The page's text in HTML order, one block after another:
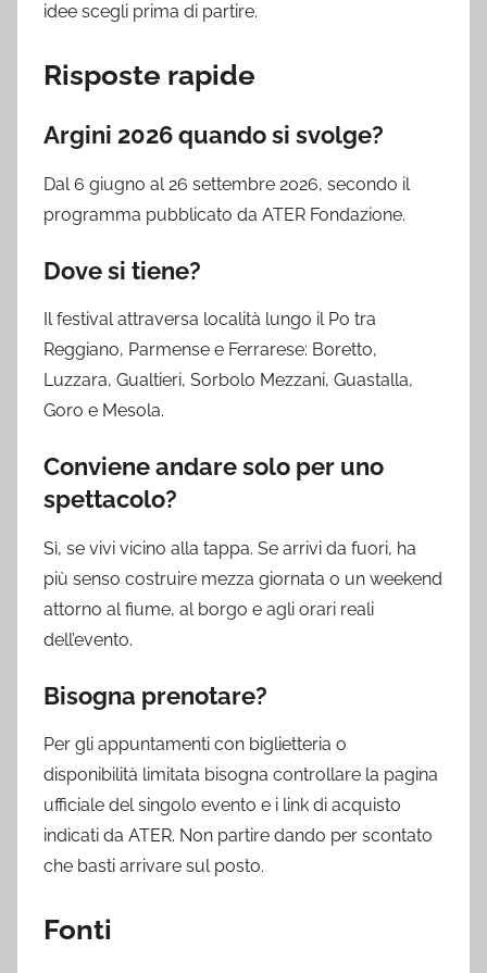
idee scegli prima di partire.
Risposte rapide
Argini 2026 quando si svolge?
Dal 6 giugno al 26 settembre 2026, secondo il
programma pubblicato da ATER Fondazione.
Dove si tiene?
Il festival attraversa località lungo il Po tra
Reggiano, Parmense e Ferrarese: Boretto,
Luzzara, Gualtieri, Sorbolo Mezzani, Guastalla,
Goro e Mesola.
Conviene andare solo per uno
spettacolo?
Sì, se vivi vicino alla tappa. Se arrivi da fuori, ha
più senso costruire mezza giornata o un weekend
attorno al fiume, al borgo e agli orari reali
dell’evento.
Bisogna prenotare?
Per gli appuntamenti con biglietteria o
disponibilità limitata bisogna controllare la pagina
ufficiale del singolo evento e i link di acquisto
indicati da ATER. Non partire dando per scontato
che basti arrivare sul posto.
Fonti